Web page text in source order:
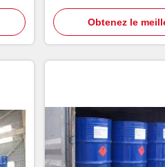
flottaison de
Obtenez le